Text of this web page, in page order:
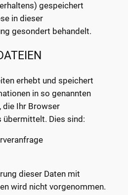
gespeichert
in dieser
gesondert behandelt.
erhebt und speichert
in so genannten
die Ihr Browser
übermittelt. Dies sind:
dieser Daten mit
wird nicht vorgenommen.